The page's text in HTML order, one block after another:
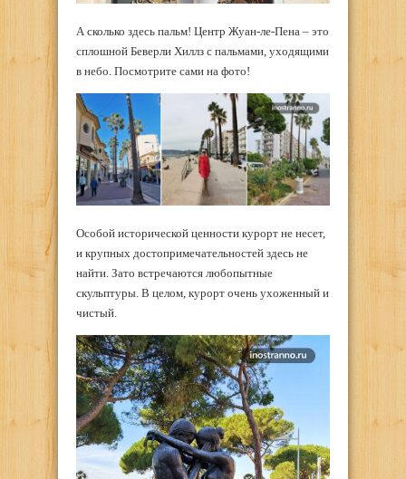
А сколько здесь пальм! Центр Жуан-ле-Пена – это
сплошной Беверли Хиллз с пальмами, уходящими
в небо. Посмотрите сами на фото!
Особой исторической ценности курорт не несет,
и крупных достопримечательностей здесь не
найти. Зато встречаются любопытные
скульптуры. В целом, курорт очень ухоженный и
чистый.